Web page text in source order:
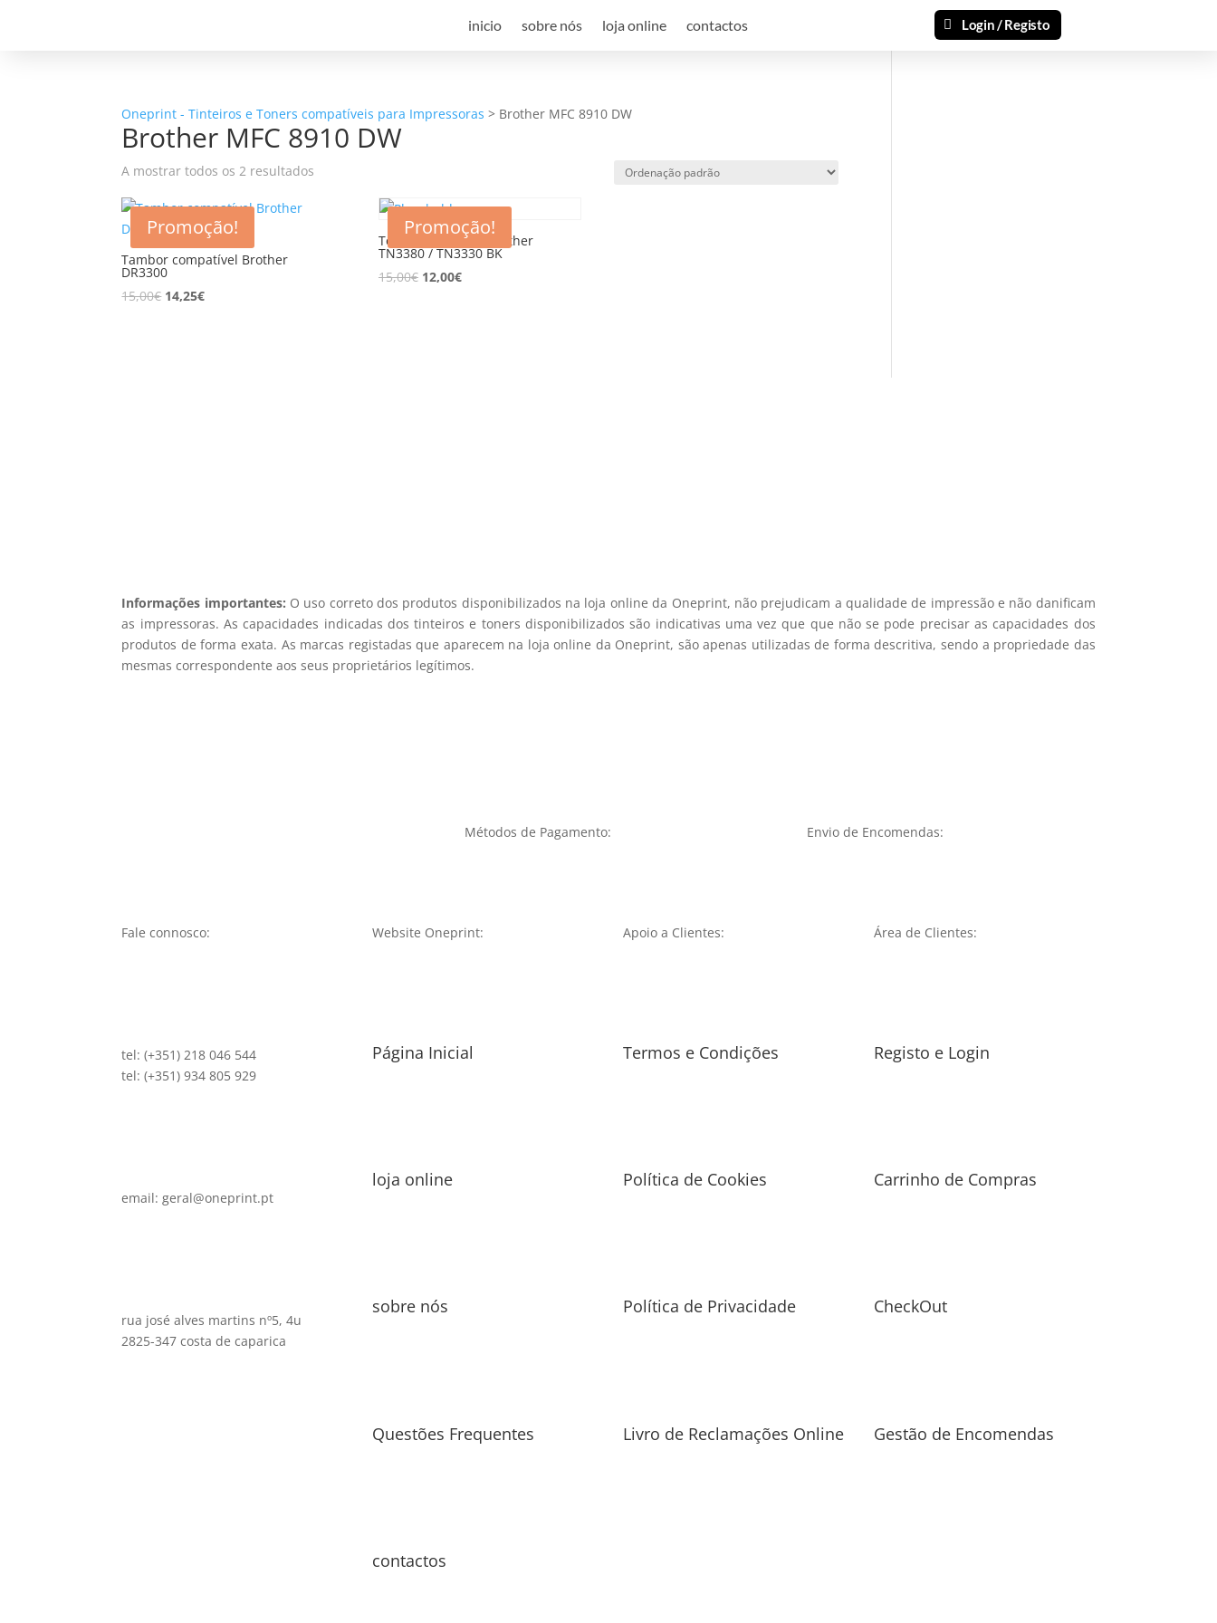
inicio sobre nós loja online contactos Login / Registo
Oneprint - Tinteiros e Toners compatíveis para Impressoras > Brother MFC 8910 DW
Brother MFC 8910 DW
A mostrar todos os 2 resultados
Promoção!
Tambor compatível Brother
DR3300
15,00€ 14,25€
Promoção!
Toner compatível Brother
TN3380 / TN3330 BK
15,00€ 12,00€
Informações importantes: O uso correto dos produtos disponibilizados na loja online da Oneprint, não prejudicam a qualidade de impressão e não danificam
as impressoras. As capacidades indicadas dos tinteiros e toners disponibilizados são indicativas uma vez que que não se pode precisar as capacidades dos
produtos de forma exata. As marcas registadas que aparecem na loja online da Oneprint, são apenas utilizadas de forma descritiva, sendo a propriedade das
mesmas correspondente aos seus proprietários legítimos.
Métodos de Pagamento: Envio de Encomendas:
Fale connosco:
tel: (+351) 218 046 544
tel: (+351) 934 805 929
email: geral@oneprint.pt
rua josé alves martins nº5, 4u
2825-347 costa de caparica
Website Oneprint:
Página Inicial
loja online
sobre nós
Questões Frequentes
contactos
Apoio a Clientes:
Termos e Condições
Política de Cookies
Política de Privacidade
Livro de Reclamações Online
Área de Clientes:
Registo e Login
Carrinho de Compras
CheckOut
Gestão de Encomendas